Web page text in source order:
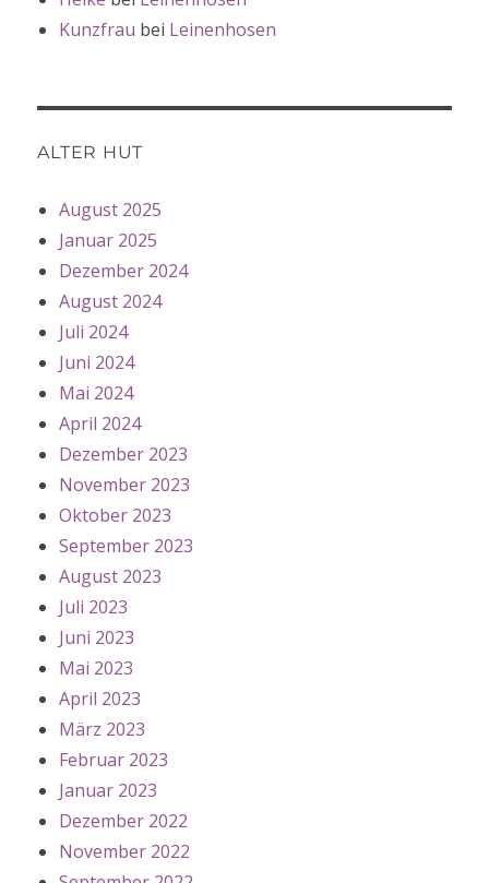
Kunzfrau bei Leinenhosen
ALTER HUT
August 2025
Januar 2025
Dezember 2024
August 2024
Juli 2024
Juni 2024
Mai 2024
April 2024
Dezember 2023
November 2023
Oktober 2023
September 2023
August 2023
Juli 2023
Juni 2023
Mai 2023
April 2023
März 2023
Februar 2023
Januar 2023
Dezember 2022
November 2022